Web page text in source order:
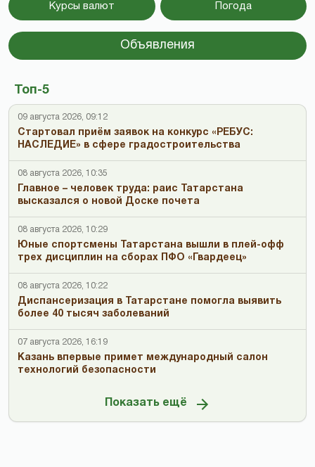
Курсы валют Погода
Объявления
Топ-5
09 августа 2026, 09:12
Стартовал приём заявок на конкурс «РЕБУС:
НАСЛЕДИЕ» в сфере градостроительства
08 августа 2026, 10:35
Главное – человек труда: раис Татарстана
высказался о новой Доске почета
08 августа 2026, 10:29
Юные спортсмены Татарстана вышли в плей-офф
трех дисциплин на сборах ПФО «Гвардеец»
08 августа 2026, 10:22
Диспансеризация в Татарстане помогла выявить
более 40 тысяч заболеваний
07 августа 2026, 16:19
Казань впервые примет международный салон
технологий безопасности
Показать ещё